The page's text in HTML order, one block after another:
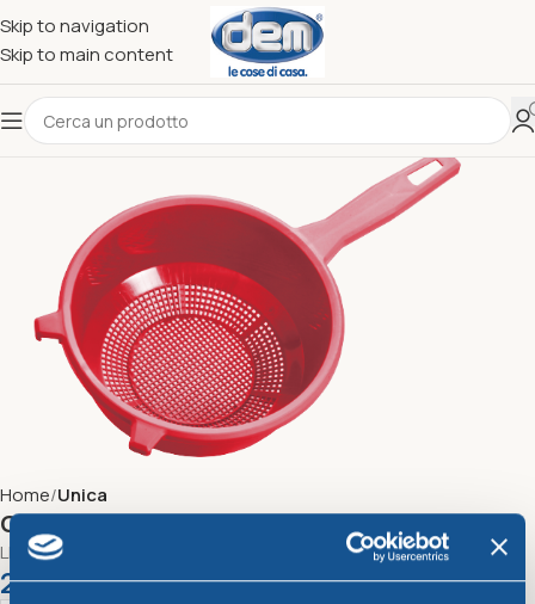
Skip to navigation
Skip to main content
Home Unica
Colarico con manico diam.cm21 rosso corallo
LINEA UNICA COLARISO CON MANICO CORALLO diam.cm21
2,81€